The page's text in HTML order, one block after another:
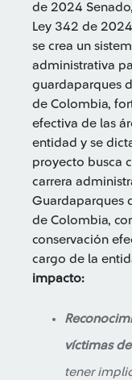
de 2024
Ley 342 de
se crea un
administrativa
guardaparques
de Colombia,
efectiva de las
entidad y se
proyecto busca
carrera
Guardaparques
de Colombia,
conservación
cargo de la
impacto:
víctimas
tener